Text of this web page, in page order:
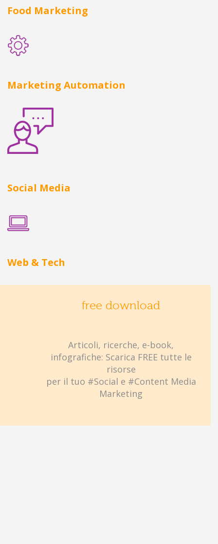
Food Marketing
Marketing Automation
Social Media
Web & Tech
free download
Articoli, ricerche, e-book,
infografiche: Scarica FREE tutte le
risorse
per il tuo #Social e #Content Media
Marketing